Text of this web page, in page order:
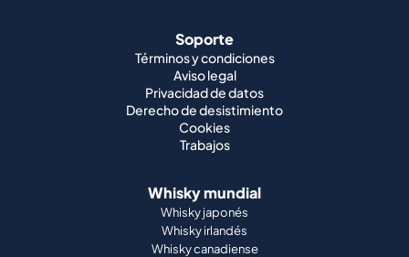
Soporte
Términos y condiciones
Aviso legal
Privacidad de datos
Derecho de desistimiento
Cookies
Trabajos
Whisky mundial
Whisky japonés
Whisky irlandés
Whisky canadiense